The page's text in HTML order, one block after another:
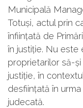
Municipală
Totuși, actul prin
înființată de
în justiție. Nu este
proprietarilor să-
justiție, în
desființată în
judecată.